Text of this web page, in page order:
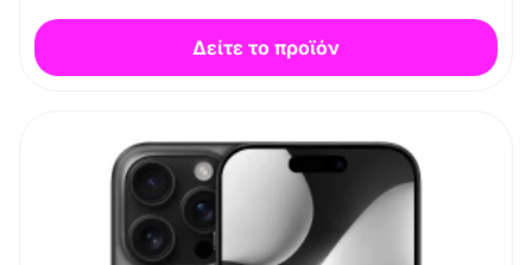
Δείτε το προϊόν